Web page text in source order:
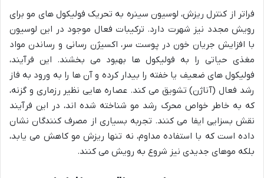
فراتر از کنترل ریزش، لوسیون سینره به تحریک فولیکول های مو برای
رویش مجدد نیز شهرت دارد. ترکیبات فعال موجود در این لوسیون
با افزایش جریان خون در پوست سر، اکسیژن رسانی و رساندن مواد
مغذی حیاتی را به فولیکول ها بهبود می بخشند. این فرآیند،
فولیکول های ضعیف یا خفته را بیدار کرده و آن ها را به ورود به فاز
رشد فعال (آناژن) تشویق می کند. عصاره هایی نظیر رزماری و گزنه،
که به خاطر خواص محرک رشد مو شناخته شده اند، در این فرآیند
نقش بسزایی ایفا می کنند. تجربه بسیاری از مصرف کنندگان نشان
داده است که با استفاده مداوم، نه تنها ریزش مو کاهش می یابد،
بلکه موهای جدیدی نیز شروع به رویش می کنند.